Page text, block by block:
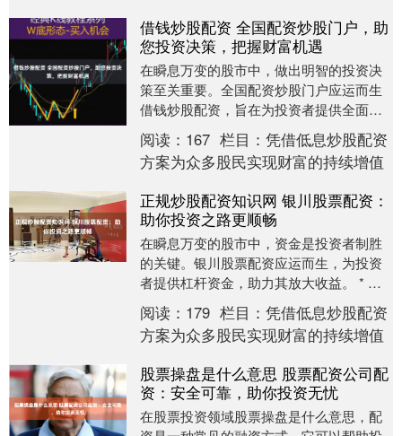
借钱炒股配资 全国配资炒股门户，助
您投资决策，把握财富机遇
在瞬息万变的股市中，做出明智的投资决
策至关重要。全国配资炒股门户应运而生
借钱炒股配资，旨在为投资者提供全面的
信息和洞察力，帮助他们把握财富机遇。 *
**放大收....
阅读： 167 栏目： 凭借低息炒股配资
方案为众多股民实现财富的持续增值
正规炒股配资知识网 银川股票配资：
助你投资之路更顺畅
在瞬息万变的股市中，资金是投资者制胜
的关键。银川股票配资应运而生，为投资
者提供杠杆资金，助力其放大收益。 * 资
金托管：平台与第三方银行合作，实行资
金托管制度，....
阅读： 179 栏目： 凭借低息炒股配资
方案为众多股民实现财富的持续增值
股票操盘是什么意思 股票配资公司配
资：安全可靠，助你投资无忧
在股票投资领域股票操盘是什么意思，配